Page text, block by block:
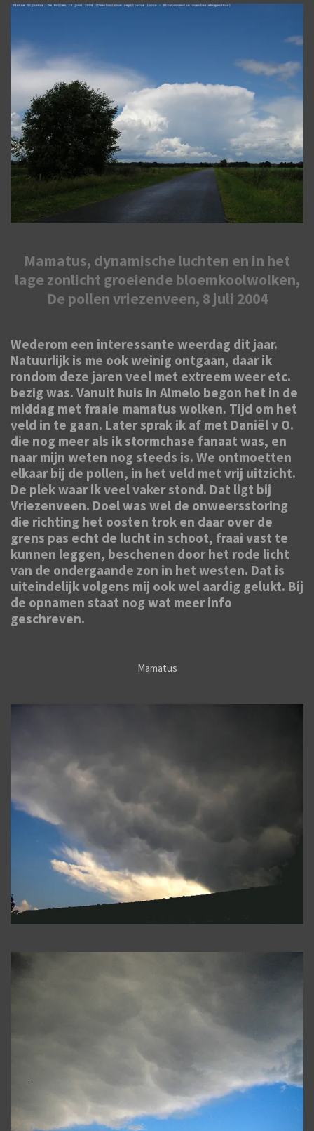
Mamatus, dynamische luchten en in het
lage zonlicht groeiende bloemkoolwolken,
De pollen vriezenveen, 8 juli 2004
Wederom een interessante weerdag dit jaar.
Natuurlijk is me ook weinig ontgaan, daar ik
rondom deze jaren veel met extreem weer etc.
bezig was. Vanuit huis in Almelo begon het in de
middag met fraaie mamatus wolken. Tijd om het
veld in te gaan. Later sprak ik af met Daniël v O.
die nog meer als ik stormchase fanaat was, en
naar mijn weten nog steeds is. We ontmoetten
elkaar bij de pollen, in het veld met vrij uitzicht.
De plek waar ik veel vaker stond. Dat ligt bij
Vriezenveen. Doel was wel de onweersstoring
die richting het oosten trok en daar over de
grens pas echt de lucht in schoot, fraai vast te
kunnen leggen, beschenen door het rode licht
van de ondergaande zon in het westen. Dat is
uiteindelijk volgens mij ook wel aardig gelukt. Bij
de opnamen staat nog wat meer info
geschreven.
Mamatus